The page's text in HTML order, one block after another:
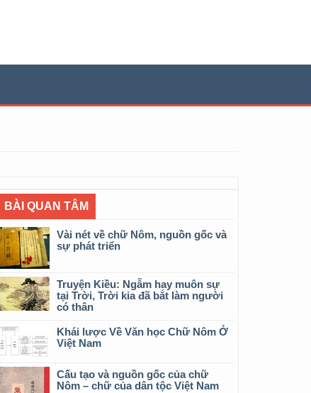
BÀI QUAN TÂM
Vài nét về chữ Nôm, nguồn gốc và
sự phát triển
Truyện Kiều: Ngẫm hay muôn sự
tại Trời, Trời kia đã bắt làm người
có thân
Khái lược Về Văn học Chữ Nôm Ở
Việt Nam
Cấu tạo và nguồn gốc của chữ
Nôm – chữ của dân tộc Việt Nam